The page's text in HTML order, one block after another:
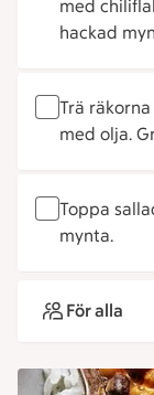
med
hackad
Trä
med olja.
Toppa
mynta.
För alla